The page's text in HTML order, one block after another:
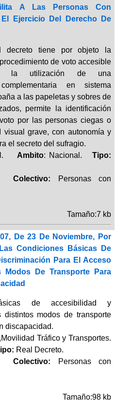
A Las Personas Con
Ejercicio Del Derecho De
decreto tiene por objeto la
de voto accesible
la utilización de una
en sistema
a las papeletas y sobres de
permite la identificación
por las personas ciegas o
visual grave, con autonomía y
el secreto del sufragio.
Ambito: Nacional. Tipo:
Personas con
Tamaño:7 kb
De 23 De Noviembre, Por
Condiciones Básicas De
Para El Acceso
De Transporte Para
de accesibilidad y
distintos modos de transporte
discapacidad.
Tráfico y Transportes.
Real Decreto.
Personas con
Tamaño:98 kb